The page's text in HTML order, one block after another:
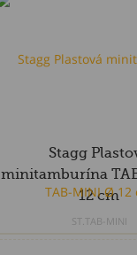
Stagg
minitamburína
12 cm
ST.TAB-MINI